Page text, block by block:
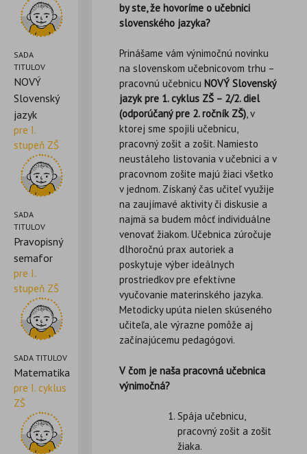
SADA
TITULOV
NOVÝ
Slovenský
jazyk
pre I.
stupeň ZŠ
SADA
TITULOV
Pravopisný
semafor
pre I.
stupeň ZŠ
SADA TITULOV
Matematika
pre I. cyklus
ZŠ
by ste, že hovoríme o učebnici
slovenského jazyka?
Prinášame vám výnimočnú novinku
na slovenskom učebnicovom trhu –
pracovnú učebnicu NOVÝ Slovenský
jazyk pre 1. cyklus ZŠ – 2/2. diel
(odporúčaný pre 2. ročník ZŠ), v
ktorej sme spojili učebnicu,
pracovný zošit a zošit. Namiesto
neustáleho listovania v učebnici a v
pracovnom zošite majú žiaci všetko
v jednom. Získaný čas učiteľ využije
na zaujímavé aktivity či diskusie a
najmä sa budem môcť individuálne
venovať žiakom. Učebnica zúročuje
dlhoročnú prax autoriek a
poskytuje výber ideálnych
prostriedkov pre efektívne
vyučovanie materinského jazyka.
Metodicky upúta nielen skúseného
učiteľa, ale výrazne pomôže aj
začínajúcemu pedagógovi.
V čom je naša pracovná učebnica
výnimočná?
Spája učebnicu,
pracovný zošit a zošit
žiaka.